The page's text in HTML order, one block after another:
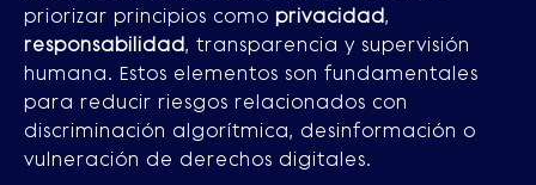
priorizar principios como privacidad,
responsabilidad, transparencia y supervisión
humana. Estos elementos son fundamentales
para reducir riesgos relacionados con
discriminación algorítmica, desinformación o
vulneración de derechos digitales.